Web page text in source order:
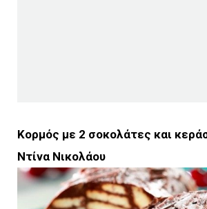
Κορμός με 2 σοκολάτες και
Ντίνα Νικολάου